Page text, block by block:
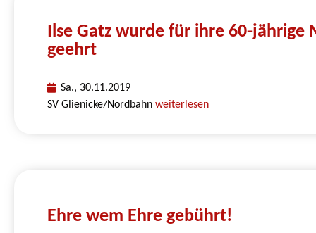
Ilse Gatz wurde für ihre 60-jährige
geehrt
Sa., 30.11.2019
SV Glienicke/Nordbahnweiterlesen
Ehre wem Ehre gebührt!